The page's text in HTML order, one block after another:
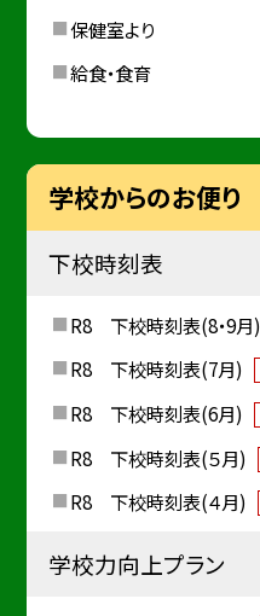
保健室より
給食・食育
学校からのお便り
下校時刻表
R8 下校時刻表(8・9月)
R8 下校時刻表(7月)
R8 下校時刻表(6月)
R8 下校時刻表(５月)
R8 下校時刻表(４月)
学校力向上プラン